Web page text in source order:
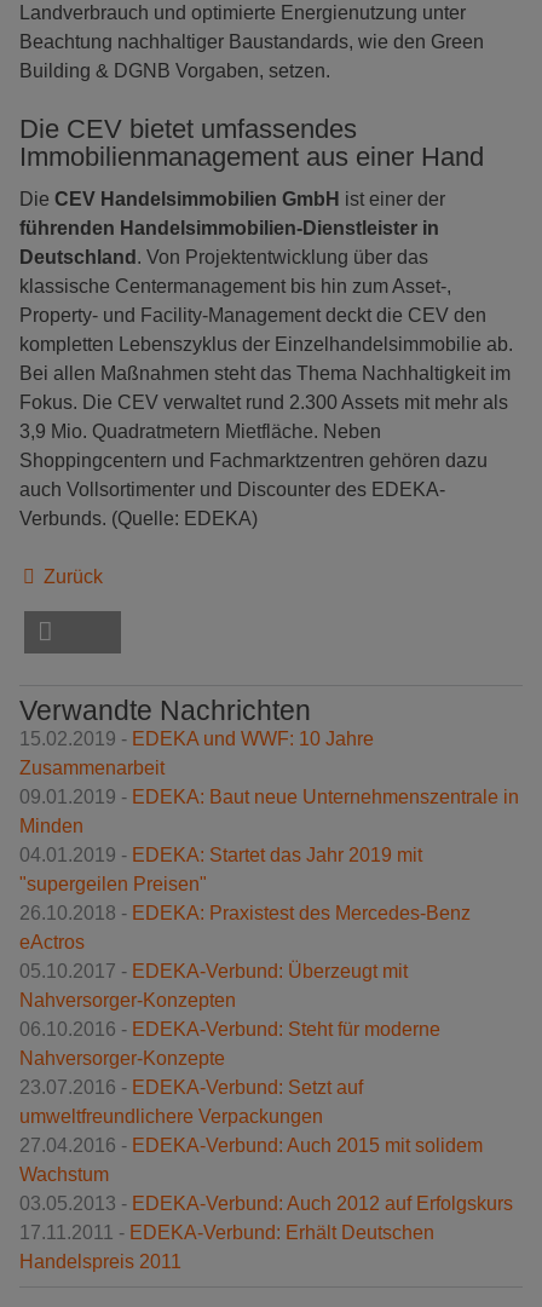
Landverbrauch und optimierte Energienutzung unter
Beachtung nachhaltiger Baustandards, wie den Green
Building & DGNB Vorgaben, setzen.
Die CEV bietet umfassendes
Immobilienmanagement aus einer Hand
Die CEV Handelsimmobilien GmbH ist einer der
führenden Handelsimmobilien-Dienstleister in
Deutschland . Von Projektentwicklung über das
klassische Centermanagement bis hin zum Asset-,
Property- und Facility-Management deckt die CEV den
kompletten Lebenszyklus der Einzelhandelsimmobilie ab.
Bei allen Maßnahmen steht das Thema Nachhaltigkeit im
Fokus. Die CEV verwaltet rund 2.300 Assets mit mehr als
3,9 Mio. Quadratmetern Mietfläche. Neben
Shoppingcentern und Fachmarktzentren gehören dazu
auch Vollsortimenter und Discounter des EDEKA-
Verbunds. (Quelle: EDEKA)
Zurück
Verwandte Nachrichten
15.02.2019 - EDEKA und WWF: 10 Jahre
Zusammenarbeit
09.01.2019 - EDEKA: Baut neue Unternehmenszentrale in
Minden
04.01.2019 - EDEKA: Startet das Jahr 2019 mit
"supergeilen Preisen"
26.10.2018 - EDEKA: Praxistest des Mercedes-Benz
eActros
05.10.2017 - EDEKA-Verbund: Überzeugt mit
Nahversorger-Konzepten
06.10.2016 - EDEKA-Verbund: Steht für moderne
Nahversorger-Konzepte
23.07.2016 - EDEKA-Verbund: Setzt auf
umweltfreundlichere Verpackungen
27.04.2016 - EDEKA-Verbund: Auch 2015 mit solidem
Wachstum
03.05.2013 - EDEKA-Verbund: Auch 2012 auf Erfolgskurs
17.11.2011 - EDEKA-Verbund: Erhält Deutschen
Handelspreis 2011